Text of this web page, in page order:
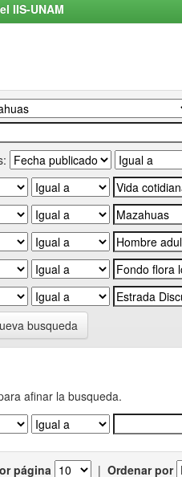
IIS-UNAM
busqueda
afinar la busqueda.
página | Ordenar por